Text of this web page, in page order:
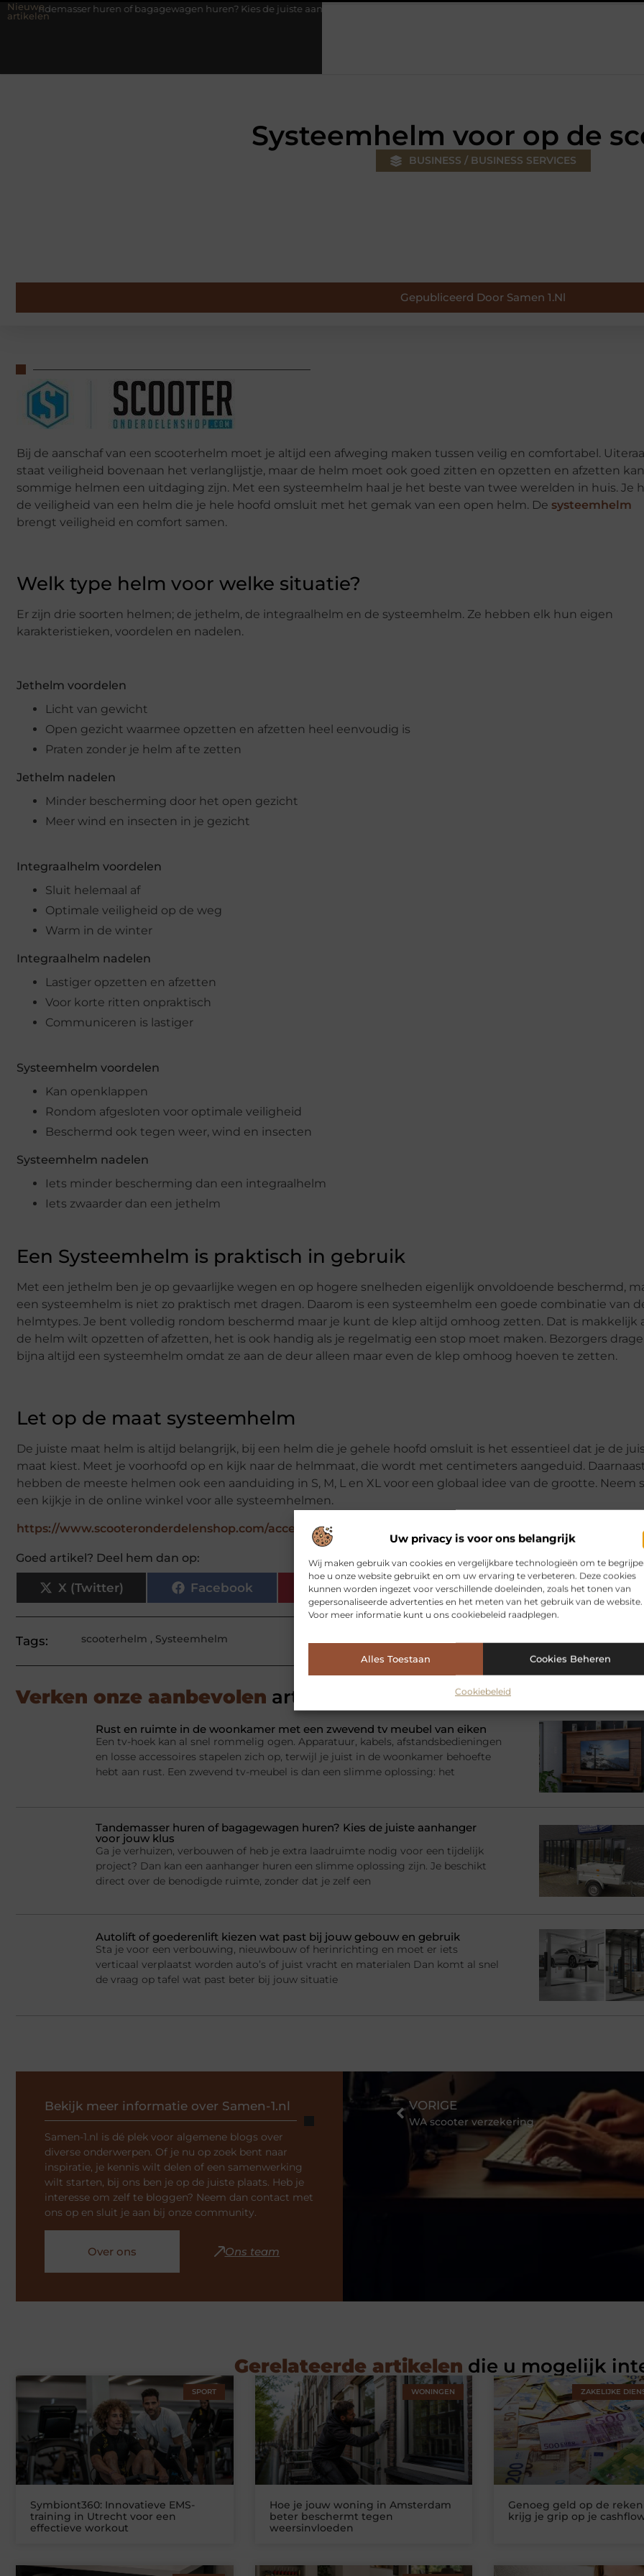
Uw privacy is voor ons belangrijk
Wij maken gebruik van cookies en vergelijkbare technologieën om te
hoe u onze website gebruikt en om uw ervaring te verbeteren. Deze cookies
kunnen worden ingezet voor verschillende doeleinden, zoals het tonen van
gepersonaliseerde advertenties en het meten van het gebruik van de website.
Voor meer informatie kunt u ons cookiebeleid raadplegen.
Alles Toestaan Cookies Beheren
Cookiebeleid
Nieuwe
artikelen
huren of bagagewagen huren? Kies de juiste aanhanger voor jouw klus
Systeemhelm voor op de
BUSINESS / BUSINESS SERVICES
Gepubliceerd Door Samen 1.nl
Bij de aanschaf van een scooterhelm moet je altijd een afweging maken tussen veilig en comfortabel.
staat veiligheid bovenaan het verlanglijstje, maar de helm moet ook goed zitten en opzetten en afzetten
sommige helmen een uitdaging zijn. Met een systeemhelm haal je het beste van twee werelden in huis. Je
de veiligheid van een helm die je hele hoofd omsluit met het gemak van een open helm. De systeemhelm
brengt veiligheid en comfort samen.
Welk type helm voor welke situatie?
Er zijn drie soorten helmen; de jethelm, de integraalhelm en de systeemhelm. Ze hebben elk hun eigen
karakteristieken, voordelen en nadelen.
Jethelm voordelen
Licht van gewicht
Open gezicht waarmee opzetten en afzetten heel eenvoudig is
Praten zonder je helm af te zetten
Jethelm nadelen
Minder bescherming door het open gezicht
Meer wind en insecten in je gezicht
Integraalhelm voordelen
Sluit helemaal af
Optimale veiligheid op de weg
Warm in de winter
Integraalhelm nadelen
Lastiger opzetten en afzetten
Voor korte ritten onpraktisch
Communiceren is lastiger
Systeemhelm voordelen
Kan openklappen
Rondom afgesloten voor optimale veiligheid
Beschermd ook tegen weer, wind en insecten
Systeemhelm nadelen
Iets minder bescherming dan een integraalhelm
Iets zwaarder dan een jethelm
Een Systeemhelm is praktisch in gebruik
Met een jethelm ben je op gevaarlijke wegen en op hogere snelheden eigenlijk onvoldoende beschermd,
een systeemhelm is niet zo praktisch met dragen. Daarom is een systeemhelm een goede combinatie van
helmtypes. Je bent volledig rondom beschermd maar je kunt de klep altijd omhoog zetten. Dat is makkelijk
de helm wilt opzetten of afzetten, het is ook handig als je regelmatig een stop moet maken. Bezorgers
bijna altijd een systeemhelm omdat ze aan de deur alleen maar even de klep omhoog hoeven te zetten.
Let op de maat systeemhelm
De juiste maat helm is altijd belangrijk, bij een helm die je gehele hoofd omsluit is het essentieel dat je de
maat kiest. Meet je voorhoofd op en kijk naar de helmmaat, die wordt met centimeters aangeduid. Daarnaast
hebben de meeste helmen ook een aanduiding in S, M, L en XL voor een globaal idee van de grootte. Neem
een kijkje in de online winkel voor alle systeemhelmen.
https://www.scooteronderdelenshop.com/accessoires/helmen/
Goed artikel? Deel hem dan op:
X (Twitter) Facebook Pinterest LinkedIn Email
Tags: scooterhelm , Systeemhelm
Verken onze aanbevolen artikelen voor jou.
Rust en ruimte in de woonkamer met een zwevend tv meubel van eiken
Een tv-hoek kan al snel rommelig ogen. Apparatuur, kabels, afstandsbedieningen
en losse accessoires stapelen zich op, terwijl je juist in de woonkamer behoefte
hebt aan rust. Een zwevend tv-meubel is dan een slimme oplossing: het
Tandemasser huren of bagagewagen huren? Kies de juiste aanhanger
voor jouw klus
Ga je verhuizen, verbouwen of heb je extra laadruimte nodig voor een tijdelijk
project? Dan kan een aanhanger huren een slimme oplossing zijn. Je beschikt
direct over de benodigde ruimte, zonder dat je zelf een
Autolift of goederenlift kiezen wat past bij jouw gebouw en gebruik
Sta je voor een verbouwing, nieuwbouw of herinrichting en moet er iets
verticaal verplaatst worden auto’s of juist vracht en materialen Dan komt al snel
de vraag op tafel wat past beter bij jouw situatie
Bekijk meer informatie over Samen-1.nl
Samen-1.nl is dé plek voor algemene blogs over
diverse onderwerpen. Of je nu op zoek bent naar
inspiratie, je kennis wilt delen of een samenwerking
wilt starten, bij ons ben je op de juiste plaats. Heb je
interesse om zelf te bloggen? Neem dan contact met
ons op en sluit je aan bij onze community.
Over ons Ons team
VORIGE
WA scooter verzekering
Gerelateerde artikelen die u mogelijk
SPORT
Symbiont360: Innovatieve EMS-
training in Utrecht voor een
effectieve workout
WONINGEN
Hoe je jouw woning in Amsterdam
beter beschermt tegen
weersinvloeden
ZAKELIJKE
Genoeg geld op de
krijg je grip op je